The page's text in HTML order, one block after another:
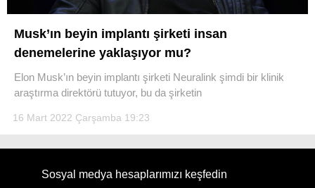
GÜNDEM
NÖBETÇI ECZANELER
Musk’ın beyin implantı şirketi insan
denemelerine yaklaşıyor mu?
Elon Musk’ın beyin implantı şirketi Neuralink şimdi bir klinik
araştırma direktörü tutuyor, bu da şirketin
16 Mart 2022 Çarşamba 19:23
Sosyal medya hesaplarımızı keşfedin